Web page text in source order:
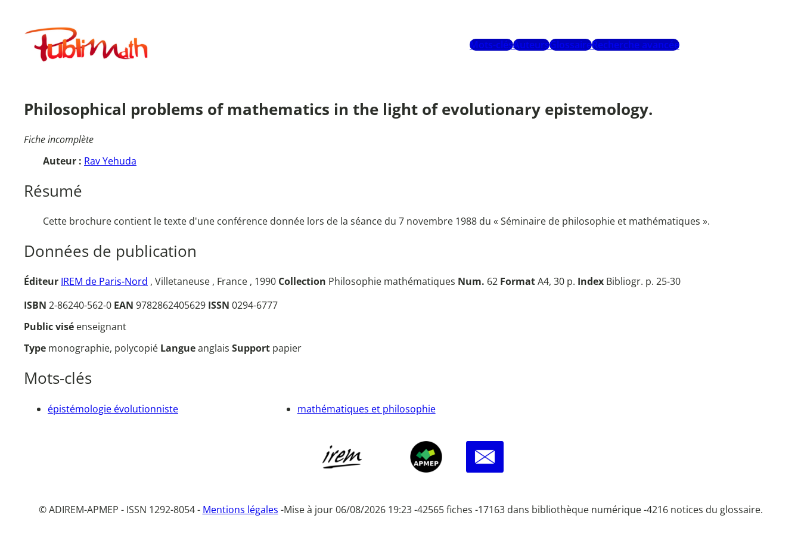
contenuPublimath
Mots-clésAuteursGlossaireRecherche avancée
Philosophical problems of mathematics in the light of evolutionary epistemology.
Fiche incomplète
Auteur : Rav Yehuda
Résumé
Cette brochure contient le texte d'une conférence donnée lors de la séance du 7 novembre 1988 du « Séminaire de philosophie et mathématiques ».
Données de publication
Éditeur IREM de Paris-Nord , Villetaneuse , France , 1990 Collection Philosophie mathématiques Num. 62 FormatA4, 30 p. Index Bibliogr. p. 25-30
ISBN 2-86240-562-0 EAN 9782862405629 ISSN 0294-6777
Public visé enseignant
Type monographie, polycopié Langueanglais Support papier
Mots-clés
épistémologie évolutionniste mathématiques et philosophie
© ADIREM-APMEP - ISSN 1292-8054 - Mentions légales -Mise à jour 06/08/2026 19:23 -42565 fiches -17163 dans bibliothèque numérique -4216 notices du glossaire.